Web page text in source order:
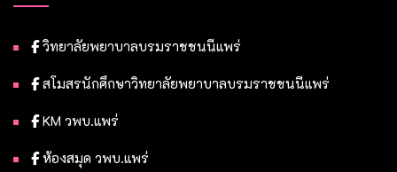
วิทยาลัยพยาบาลบรมราชชนนีแพร่
สโมสรนักศึกษาวิทยาลัยพยาบาลบรมราชชนนีแพร่
KM วพบ.แพร่
ห้องสมุด วพบ.แพร่